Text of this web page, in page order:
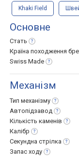
Khaki Field
Основне
Стать
Країна походження
Swiss Made
Механізм
Тип механізму
Автопідзавод
Кількість каменів
Калібр
Секундна стрілка
Запас ходу